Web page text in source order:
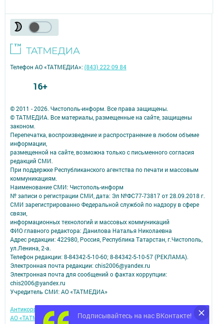
Подписывайтесь на нас ВКонтакте!
© 2011 - 2026. Чистополь-информ. Все права защищены.
© ТАТМЕДИА. Все материалы, размещенные на сайте, защищены
законом.
Перепечатка, воспроизведение и распространение в любом объеме
информации,
размещенной на сайте, возможна только с письменного согласия
редакций СМИ.
При поддержке Республиканского агентства по печати и массовым
коммуникациям.
Наименование СМИ: Чистополь-информ
№ записи о регистрации СМИ, дата: Эл №ФС77-73817 от 28.09.2018 г.
СМИ зарегистрированно Федеральной службой по надзору в сфере
связи,
информационных технологий и массовых коммуникаций
ФИО главного редактора: Данилова Наталья Николаевна
Адрес редакции: 422980, Россия, Республика Татарстан, г.Чистополь,
ул.Ленина, 2-а.
Телефон редакции: 8-84342-5-10-60; 8-84342-5-10-57 (РЕКЛАМА).
Электронная почта редакции: chis2006@yandex.ru
Электронная почта для сообщений о фактах коррупции:
chis2006@yandex.ru
Учредитель СМИ: АО «ТАТМЕДИА»
Антикоррупционная политика
АО «ТАТМЕДИА» использует «cookie»для персонализации сервисов и
Телефон АО «ТАТМЕДИА»:(843) 222 09 84
16+